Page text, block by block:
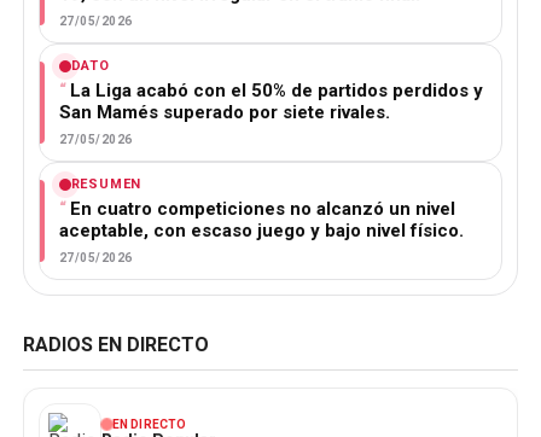
27/05/2026
DATO
La Liga acabó con el 50% de partidos perdidos y
San Mamés superado por siete rivales.
27/05/2026
RESUMEN
En cuatro competiciones no alcanzó un nivel
aceptable, con escaso juego y bajo nivel físico.
27/05/2026
RADIOS EN DIRECTO
EN DIRECTO